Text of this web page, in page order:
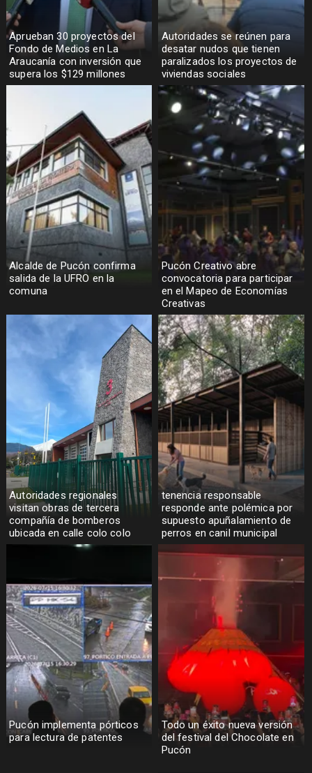
Aprueban 30 proyectos del
Fondo de Medios en La
Araucanía con inversión que
supera los $129 millones
Autoridades se reúnen para
desatar nudos que tienen
paralizados los proyectos de
viviendas sociales
Alcalde de Pucón confirma
salida de la UFRO en la
comuna
Pucón Creativo abre
convocatoria para participar
en el Mapeo de Economías
Creativas
Autoridades regionales
visitan obras de tercera
compañía de bomberos
ubicada en calle colo colo
tenencia responsable
responde ante polémica por
supuesto apuñalamiento de
perros en canil municipal
Pucón implementa pórticos
para lectura de patentes
Todo un éxito nueva versión
del festival del Chocolate en
Pucón